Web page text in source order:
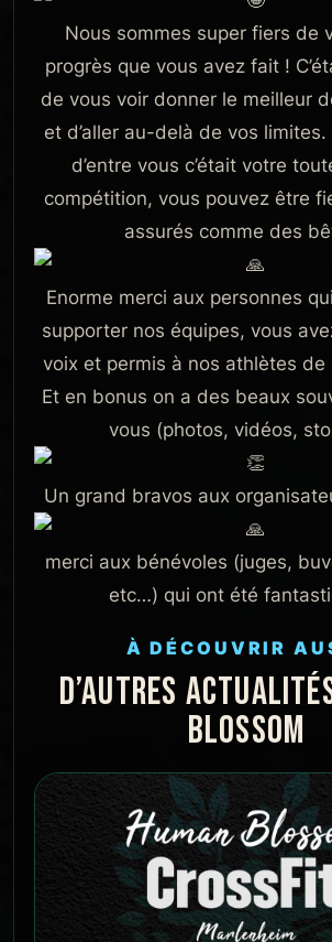
Nous sommes super fiers de
progrès que vous avez fait !
de vous voir donner le meilleur
et d’aller au-delà de vos
d’entre vous c’était votre
compétition, vous pouvez être
assurés comme des
Enorme merci aux personnes
supporter nos équipes, vous
voix et permis à nos athlètes de
Et en bonus on a des beaux
vous (photos, vidéos,
Un grand bravos aux
merci aux bénévoles (juges,
etc…) qui ont été
À DÉCOUVRIR
D’AUTRES
BLOSSOM